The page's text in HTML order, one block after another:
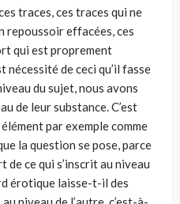
traces, ces traces qui ne
repoussoir effacées, ces
qui est proprement
nécessité de ceci qu’il fasse
du sujet, nous avons
de leur substance. C’est
par exemple comme
la question se pose, parce
de ce qui s’inscrit au niveau
érotique laisse-t-il des